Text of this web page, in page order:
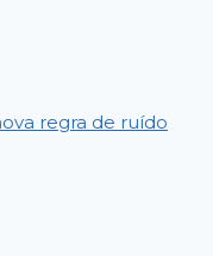
regra de ruído